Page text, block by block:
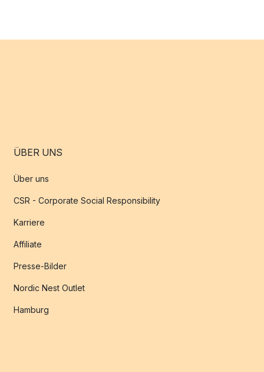
ÜBER UNS
Über uns
CSR - Corporate Social Responsibility
Karriere
Affiliate
Presse-Bilder
Nordic Nest Outlet
Hamburg